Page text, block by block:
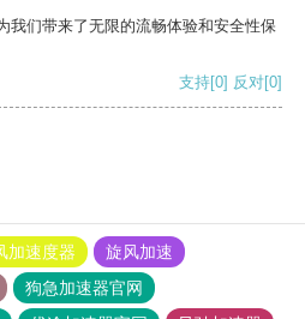
我们带来了无限的流畅体验和安全性保
支持[0] 反对[0]
加速度器
旋风加速
狗急加速器官网